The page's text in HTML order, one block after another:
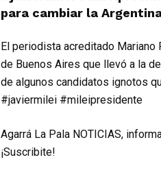
para cambiar la
El periodista acreditado
de Buenos Aires que llevó a la
de algunos candidatos ignotos
#javiermilei #mileipresidente
Agarrá La Pala NOTICIAS,
¡Suscribite!